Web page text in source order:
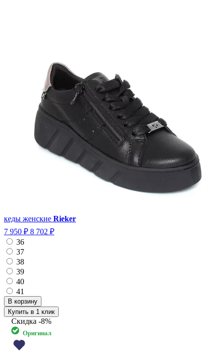
кеды женские Rieker
7 950 ₽ 8 702 ₽
36
37
38
39
40
41
Купить в 1 клик
Скидка -8%
Оригинал